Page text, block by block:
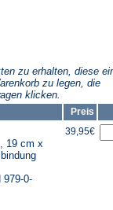
zu erhalten, diese
zu legen, die
klicken.
Preis
19 cm x
979-0-
39,95€